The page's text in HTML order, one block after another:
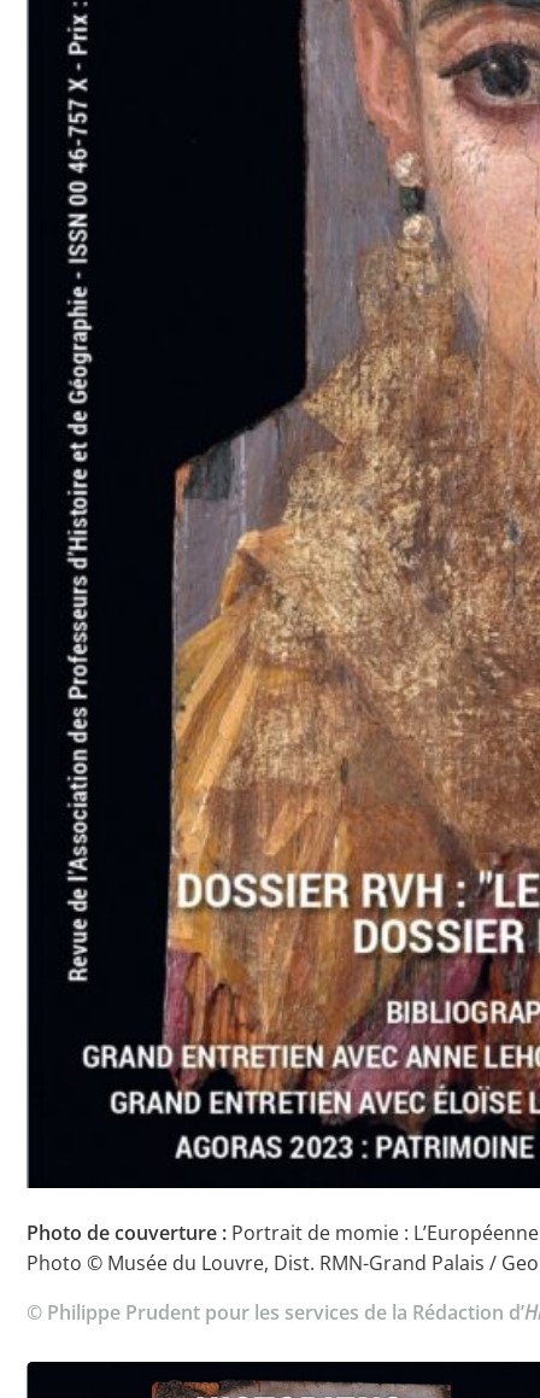
Photo de couverture : Portrait de momie : L’Européenne
Photo © Musée du Louvre, Dist. RMN-Grand Palais /
© Philippe Prudent pour les services de la Rédaction d’